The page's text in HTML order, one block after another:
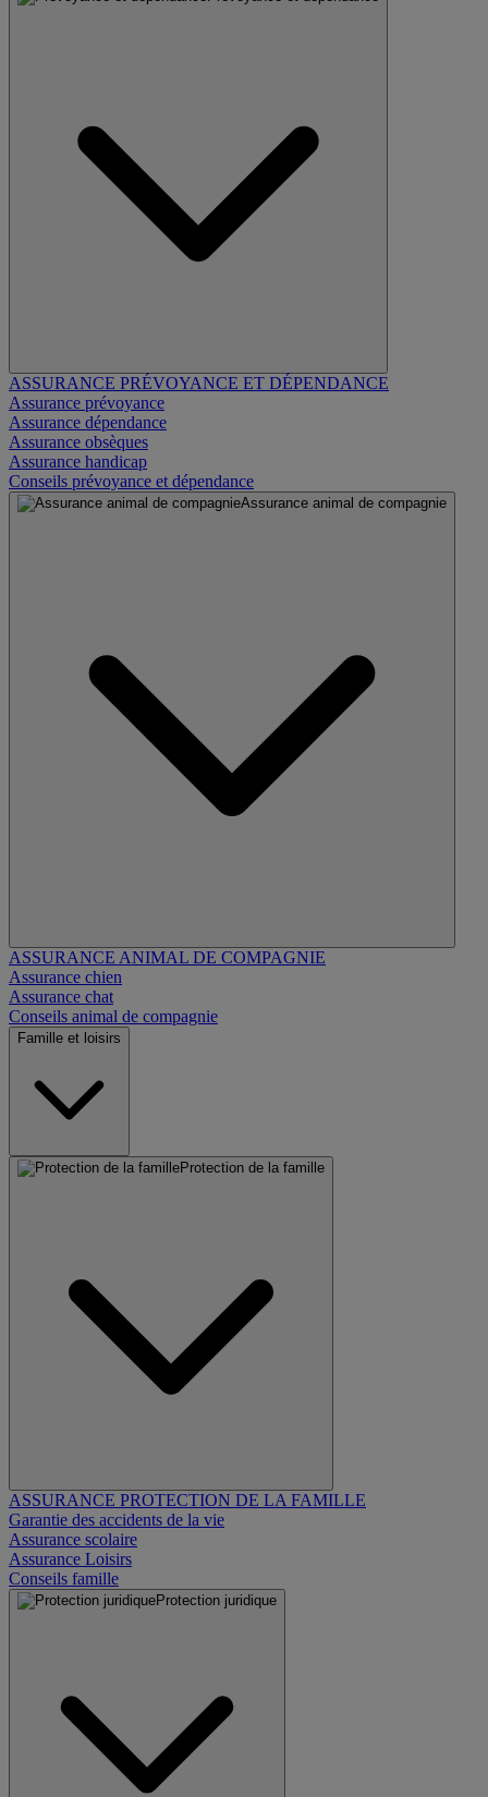
ASSURANCE PRÉVOYANCE ET DÉPENDANCE
Assurance prévoyance
Assurance dépendance
Assurance obsèques
Assurance handicap
Conseils prévoyance et dépendance
Assurance animal de compagnie
ASSURANCE ANIMAL DE COMPAGNIE
Assurance chien
Assurance chat
Conseils animal de compagnie
Famille et loisirs
Protection de la famille
ASSURANCE PROTECTION DE LA FAMILLE
Garantie des accidents de la vie
Assurance scolaire
Assurance Loisirs
Conseils famille
Protection juridique